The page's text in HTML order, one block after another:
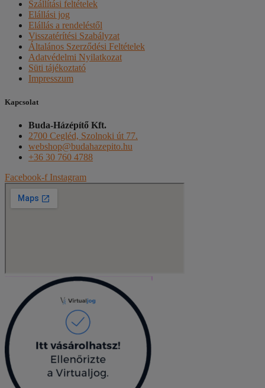
Szállítási feltételek
Elállási jog
Elállás a rendeléstől
Visszatérítési Szabályzat
Általános Szerződési Feltételek
Adatvédelmi Nyilatkozat
Süti tájékoztató
Impresszum
Kapcsolat
Buda-Házépítő Kft.
2700 Cegléd, Szolnoki út 77.
webshop@budahazepito.hu
+36 30 760 4788
Facebook-f Instagram